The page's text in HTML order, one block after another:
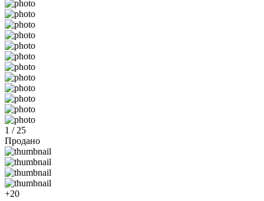
1 / 25
Продано
+20